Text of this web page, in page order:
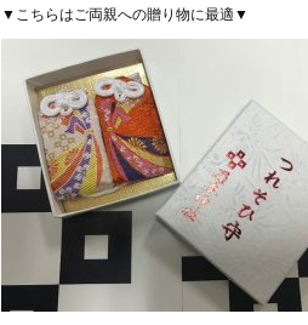
▼こちらはご両親への贈り物に最適▼